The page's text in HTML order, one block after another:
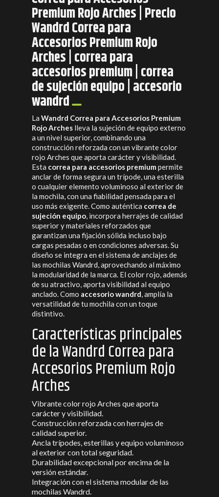
Premium Rojo Arches | Precio
Wandrd Correa para
Accesorios Premium Rojo
Arches | correa para
accesorios premium | correa
de sujeción equipo | accesorio
wandrd
La Wandrd Correa para Accesorios Premium
Rojo Arches lleva la sujeción de equipo externo
a un nivel superior, combinando una
construcción reforzada con un vibrante color
rojo Arches que aporta carácter y visibilidad.
Esta correa para accesorios premium permite
anclar de forma segura un trípode, una esterilla
o cualquier elemento voluminoso al exterior de
la mochila, con una fiabilidad pensada para el
uso más exigente. Como auténtica correa de
sujeción equipo, incorpora herrajes de calidad
superior y materiales reforzados que
garantizan una fijación sólida incluso bajo
cargas pesadas o en condiciones adversas. Su
diseño se integra en el sistema de anclajes de
las mochilas Wandrd, aprovechando al máximo
la modularidad de la marca. El color rojo, además
de su atractivo, aporta visibilidad al equipo
anclado. Como accesorio wandrd, amplía la
versatilidad de tu mochila con un toque
distintivo.
Características principales
de la Wandrd Correa para
Accesorios Premium Rojo
Arches
Vibrante color rojo Arches que aporta
carácter y visibilidad.
Construcción reforzada con herrajes de
calidad superior.
Ancla trípodes, esterillas y equipo voluminoso
al exterior con total seguridad.
Durabilidad excepcional por encima de la
versión estándar.
Integración con el sistema modular de las
mochilas Wandrd.